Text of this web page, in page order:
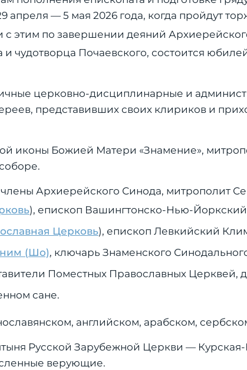
апреля — 5 мая 2026 года, когда пройдут
с этим по завершении деяний
чудотворца Почаевского, состоится
церковно-дисциплинарные и
представивших своих клириков и
иконы Божией Матери «Знамение»,
Архиерейского Синода, митрополит
), епископ Вашингтонско-Нью-
Церковь), епископ Левкийский
(Шо), ключарь Знаменского
Поместных Православных Церквей,
сане.
английском, арабском,
Русской Зарубежной Церкви —
верующие.